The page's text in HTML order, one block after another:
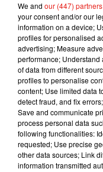
7
7
We and our (447) partners
your consent and/or our
information on a device;
profiles for personalised
advertising; Measure
performance;
of data from different
profiles to personalise
content; Use limited data
detect fraud, and fix
Save and communicate
process personal data
following functionalities:
requested; Use precise
other data sources; Link
information transmitted